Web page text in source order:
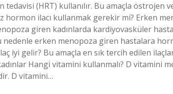
tedavisi (HRT) kullanılır. Bu amaçla
hormon ilacı kullanmak gerekir mi? Erken
giren kadınlarda kardiyovasküler
nedenle erken menopoza giren hastalara
iyi gelir? Bu amaçla en sık tercih edilen
Hangi vitamini kullanmalı? D vitamini
D vitamini…